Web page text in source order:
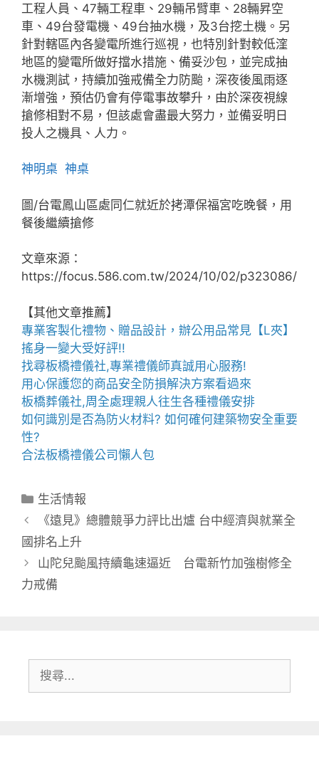
工程人員、47輛工程車、29輛吊臂車、28輛昇空
車、49台發電機、49台抽水機，及3台挖土機。另
針對轄區內各變電所進行巡視，也特別針對較低漥
地區的變電所做好擋水措施、備妥沙包，並完成抽
水機測試，持續加強戒備全力防颱，深夜後風雨逐
漸增強，預估仍會有停電事故攀升，由於深夜視線
搶修相對不易，但該處會盡最大努力，並備妥明日
投人之機具、人力。
神明桌 神桌
圖/台電鳳山區處同仁就近於拷潭保福宮吃晚餐，用
餐後繼續搶修
文章來源：
https://focus.586.com.tw/2024/10/02/p323086/
【其他文章推薦】
專業客製化禮物、贈品設計，辦公用品常見【L夾】
搖身一變大受好評!!
找尋板橋禮儀社,專業禮儀師真誠用心服務!
用心保護您的商品安全防損解決方案看過來
板橋葬儀社,周全處理親人往生各種禮儀安排
如何識別是否為防火材料? 如何確何建築物安全重要
性?
合法板橋禮儀公司懶人包
分
類
生活情報
《遠見》總體競爭力評比出爐 台中經濟與就業全
國排名上升
山陀兒颱風持續龜速逼近 台電新竹加強樹修全
力戒備
尋: